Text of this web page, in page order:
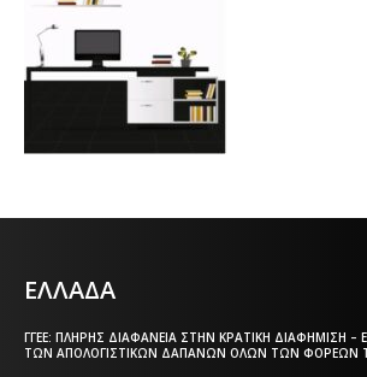
ΕΛΛΑΔΑ
ΓΓΕΕ: ΠΛΉΡΗΣ ΔΙΑΦΆΝΕΙΑ ΣΤΗΝ ΚΡΑΤΙΚΉ ΔΙΑΦΉΜΙΣΗ –
ΤΩΝ ΑΠΟΛΟΓΙΣΤΙΚΏΝ ΔΑΠΑΝΏΝ ΌΛΩΝ ΤΩΝ ΦΟΡΈΩΝ